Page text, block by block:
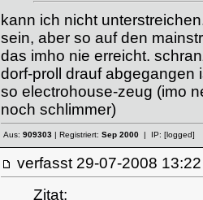
kann ich nicht
sein, aber so auf den
das imho nie erreicht.
dorf-proll drauf abgegangen
so electrohouse-zeug (imo
noch schlimmer)
Aus: 909303| Registriert: Sep 2000| IP: [logged]
verfasst 29-07-2008
Zitat: